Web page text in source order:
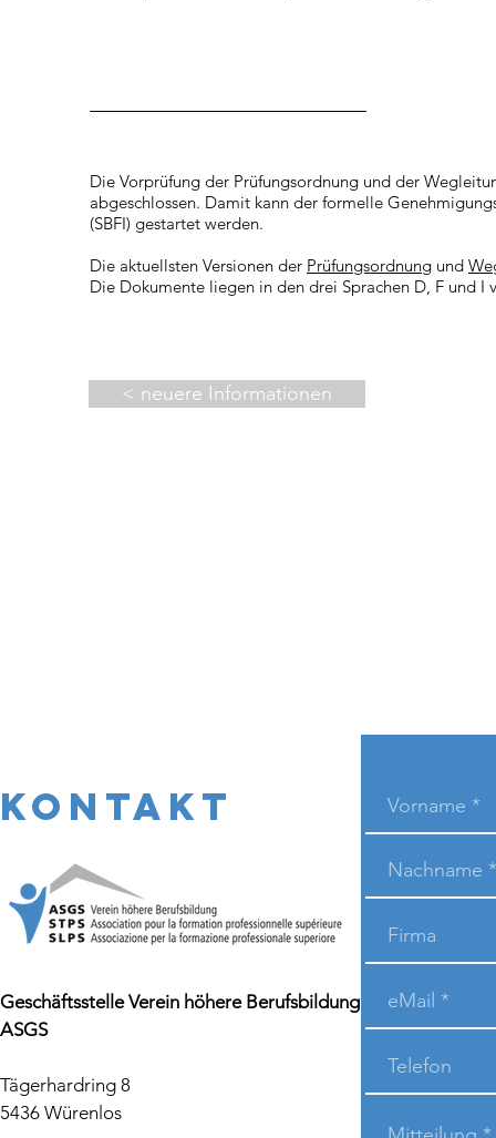
Die Vorprüfung der Prüfungsordnung und der
abgeschlossen. Damit kann der formelle
(SBFI) gestartet werden.
Die aktuellsten Versionen der Prüfungsordnung und
Die Dokumente liegen in den drei Sprachen D, F und I
< neuere Informationen
KONTAKT
Geschäftsstelle Verein höhere Berufsbildung
ASGS
Tägerhardring 8
5436 Würenlos